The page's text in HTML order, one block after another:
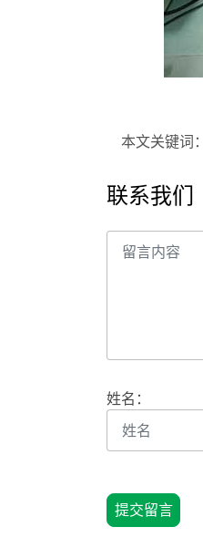
本文关键词：
联系我们
姓名：
提交留言